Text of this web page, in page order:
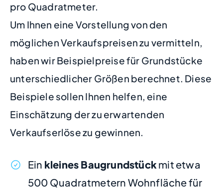
pro Quadratmeter.
Um Ihnen eine Vorstellung von den
möglichen Verkaufspreisen zu vermitteln,
haben wir Beispielpreise für Grundstücke
unterschiedlicher Größen berechnet. Diese
Beispiele sollen Ihnen helfen, eine
Einschätzung der zu erwartenden
Verkaufserlöse zu gewinnen.
Ein kleines Baugrundstückmit etwa
500 Quadratmetern Wohnfläche für